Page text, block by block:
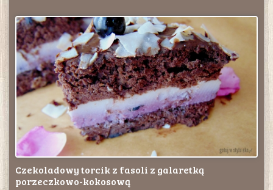
Czekoladowy torcik z fasoli z galaretką
porzeczkowo-kokosową